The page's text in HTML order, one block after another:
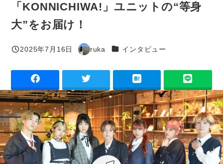
「KONNICHIWA!」ユニットの“等身
大”をお届け！
投稿日
2025年7月16日
著
ruka カテゴリー
インタビュー